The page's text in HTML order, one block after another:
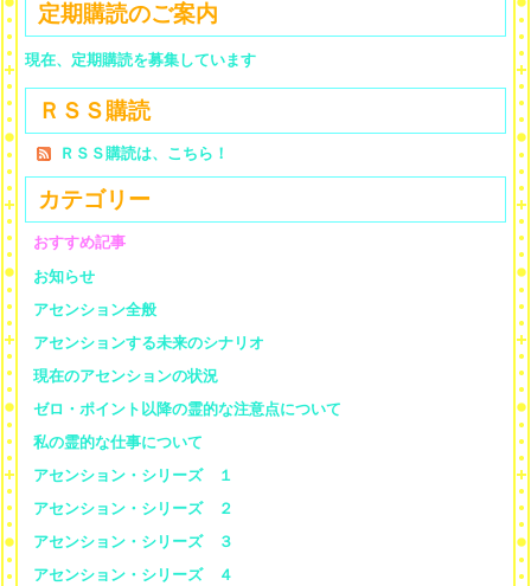
定期購読のご案内
現在、定期購読を募集しています
ＲＳＳ購読
ＲＳＳ購読は、こちら！
カテゴリー
おすすめ記事
お知らせ
アセンション全般
アセンションする未来のシナリオ
現在のアセンションの状況
ゼロ・ポイント以降の霊的な注意点について
私の霊的な仕事について
アセンション・シリーズ １
アセンション・シリーズ ２
アセンション・シリーズ ３
アセンション・シリーズ ４